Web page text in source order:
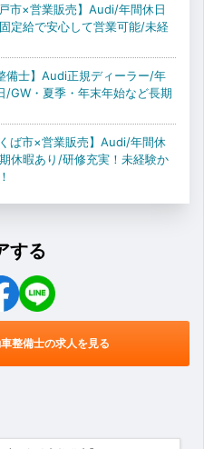
戸市×営業販売】Audi/年間休日
定給で安心して営業可能/未経
備士】Audi正規ディーラー/年
/GW・夏季・年末年始など長期
くば市×営業販売】Audi/年間休
休暇あり/研修充実！未経験か
する
整備士の求人を見る